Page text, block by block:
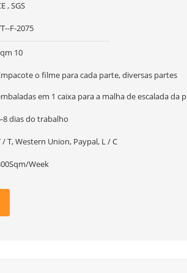
, SGS
F-2075
10
o filme para cada parte, diversas partes
em 1 caixa para a malha de escalada da p
8 dias do trabalho
/ T, Western Union, Paypal, L / C
Week